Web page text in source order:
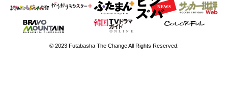
© 2023 Futabasha The Change All Rights Reserved.